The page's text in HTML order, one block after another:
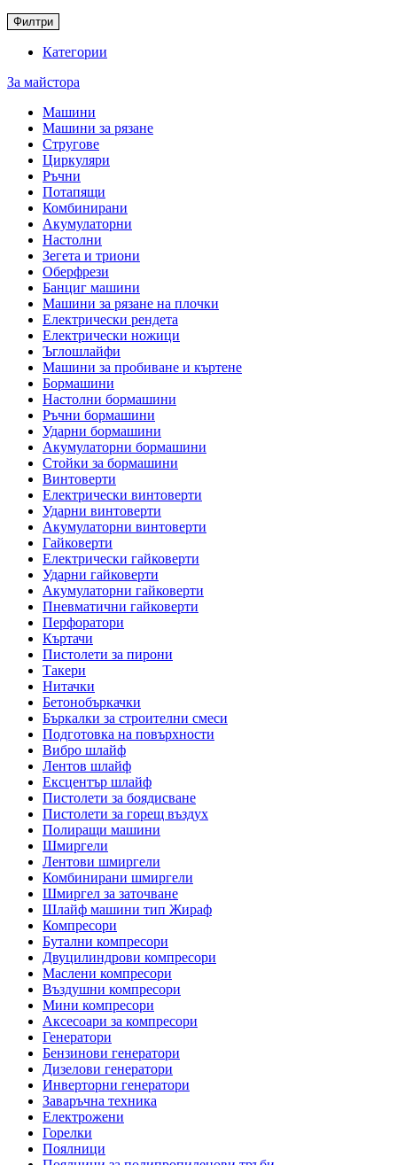
Филтри
Категории
За майстора
Машини
Машини за рязане
Стругове
Циркуляри
Ръчни
Потапящи
Комбинирани
Акумулаторни
Настолни
Зегета и триони
Оберфрези
Банциг машини
Машини за рязане на плочки
Електрически рендета
Електрически ножици
Ъглошлайфи
Машини за пробиване и къртене
Бормашини
Настолни бормашини
Ръчни бормашини
Ударни бормашини
Акумулаторни бормашини
Стойки за бормашини
Винтоверти
Електрически винтоверти
Ударни винтоверти
Акумулаторни винтоверти
Гайковерти
Електрически гайковерти
Ударни гайковерти
Акумулаторни гайковерти
Пневматични гайковерти
Перфоратори
Къртачи
Пистолети за пирони
Такери
Нитачки
Бетонобъркачки
Бъркалки за строителни смеси
Подготовка на повърхности
Вибро шлайф
Лентов шлайф
Ексцентър шлайф
Пистолети за боядисване
Пистолети за горещ въздух
Полиращи машини
Шмиргели
Лентови шмиргели
Комбинирани шмиргели
Шмиргел за заточване
Шлайф машини тип Жираф
Компресори
Бутални компресори
Двуцилиндрови компресори
Маслени компресори
Въздушни компресори
Мини компресори
Аксесоари за компресори
Генератори
Бензинови генератори
Дизелови генератори
Инверторни генератори
Заваръчна техника
Електрожени
Горелки
Поялници